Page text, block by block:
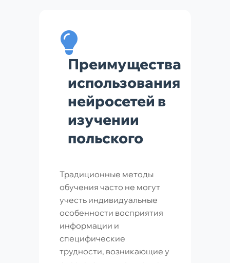
Преимущества
использования
нейросетей в
изучении
польского
Традиционные методы
обучения часто не могут
учесть индивидуальные
особенности восприятия
информации и
специфические
трудности, возникающие у